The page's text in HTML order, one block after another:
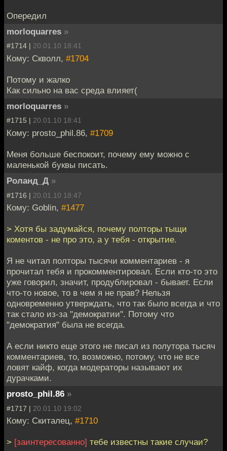
Опередил
morloquarres »
#1714 | 20.01.10 18:41
Кому: Скволл, #1704
Потому и жалко
Как сильно на вас среда влияет(
morloquarres »
#1715 | 20.01.10 18:41
Кому: prosto_phil.86, #1709
Меня больше беспокоит, почему ему можно с
маленькой буквы писать.
Роланд_Д »
#1716 | 20.01.10 18:47
Кому: Goblin, #1477
> Хотя бы задумайся, почему полторы тыщи
коментов - не про это, а у тебя - открытие.
Я не читал полторы тысячи комментариев - я
прочитал тебя и прокомментировал. Если кто-то это
уже говорил, значит, продублировал - бывает. Если
что-то новое, то в чем я не прав? Нельзя
одновременно утверждать, что так было всегда и что
так стало из-за "демократии". Потому что
"демократия" была не всегда.
А если никто еще этого не писал из полутора тысяч
комментариев, то, возможно, потому, что не все
ловят кайф, когда модераторы называют их
дурачками.
prosto_phil.86 »
#1717 | 20.01.10 19:02
Кому: Скиталец, #1710
> [заинтересованно] тебе известны такие случаи?